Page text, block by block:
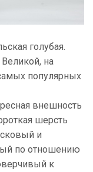
голубая.
на
популярных
внешность
шерсть
и
по отношению
к